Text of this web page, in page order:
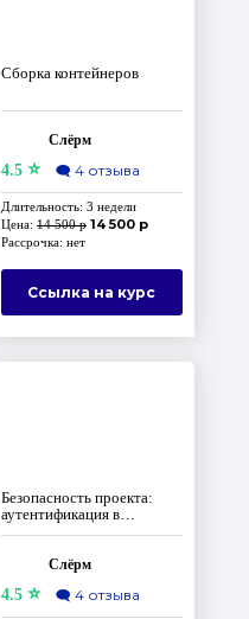
Сборка контейнеров
Слёрм
4.5 ⭐ 🗨️ 4 отзыва
Длительность: 3 недели
Цена: 14 500 р 14 500 р
Рассрочка: нет
Ссылка на курс
Безопасность проекта:
аутентификация в
Keycloak
Слёрм
4.5 ⭐ 🗨️ 4 отзыва